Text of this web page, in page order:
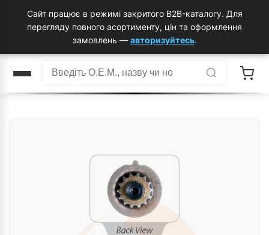
Сайт працює в режимі закритого B2B-каталогу. Для
перегляду повного асортименту, цін та оформлення
замовлень — авторизуйтесь.